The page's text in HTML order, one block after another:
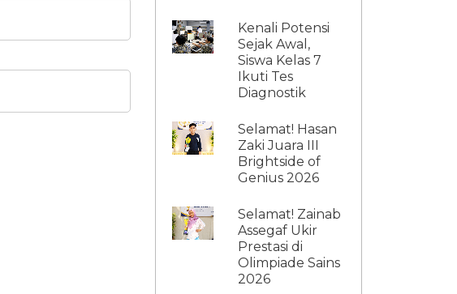
Kenali Potensi
Sejak Awal,
Siswa Kelas 7
Ikuti Tes
Diagnostik
Selamat! Hasan
Zaki Juara III
Brightside of
Genius 2026
Selamat! Zainab
Assegaf Ukir
Prestasi di
Olimpiade Sains
2026